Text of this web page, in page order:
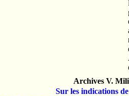
Archives V.
Sur les indications